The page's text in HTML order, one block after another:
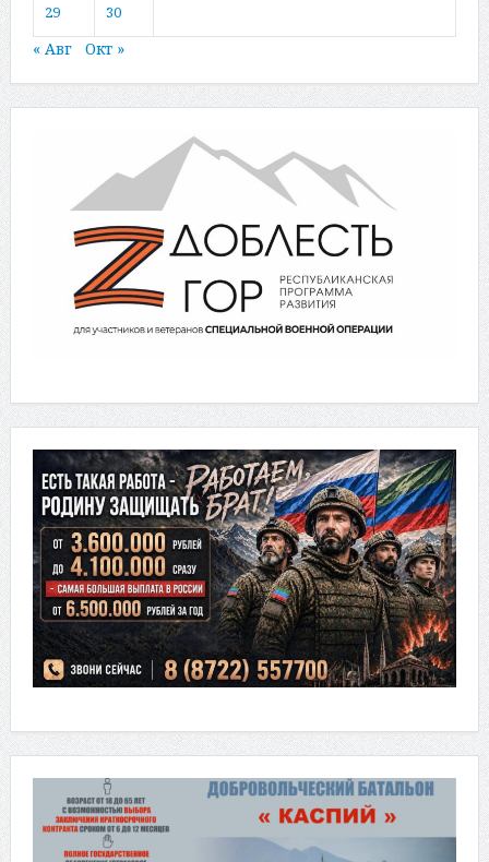
29 30
« Авг Окт »